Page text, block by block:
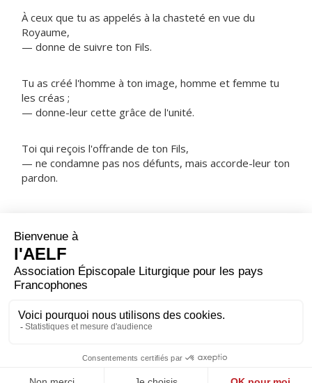
À ceux que tu as appelés à la chasteté en vue du
Royaume,
— donne de suivre ton Fils.
Tu as créé l'homme à ton image, homme et femme tu
les créas ;
— donne-leur cette grâce de l'unité.
Toi qui reçois l'offrande de ton Fils,
— ne condamne pas nos défunts, mais accorde-leur ton
pardon.
ORAISON
Pour le bien de tous et pour ta gloire, Seigneur, tu as
voulu que chaque membre de ton peuple te serve selon
trouver sa fonction dans l'Église, en vue de constituer
avec ses frères le corps de Jésus Christ. Lui qui règne.